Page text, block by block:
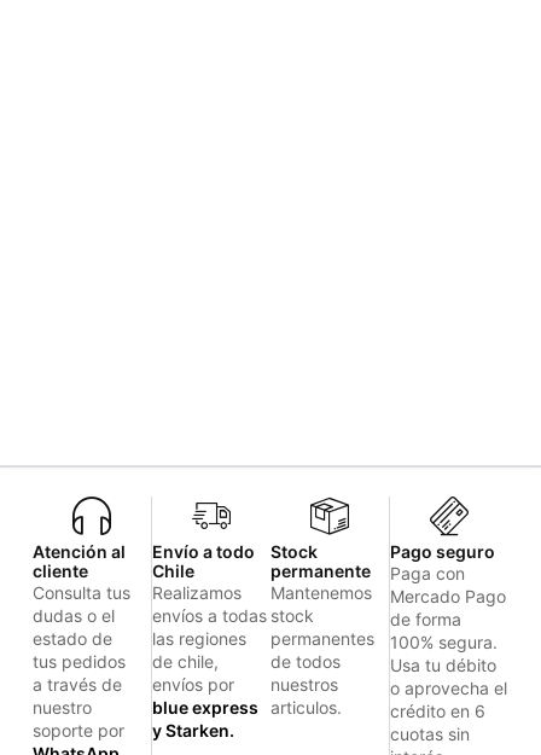
Atención al
cliente
Consulta tus
dudas o el
estado de
tus pedidos
a través de
nuestro
soporte por
Envío a todo
Chile
Realizamos
envíos a todas
las regiones
de chile,
envíos por
blue express
y Starken.
Stock
permanente
Mantenemos
stock
permanentes
de todos
nuestros
articulos.
Pago seguro
Paga con
Mercado Pago
de forma
100% segura.
Usa tu débito
o aprovecha el
crédito en 6
cuotas sin